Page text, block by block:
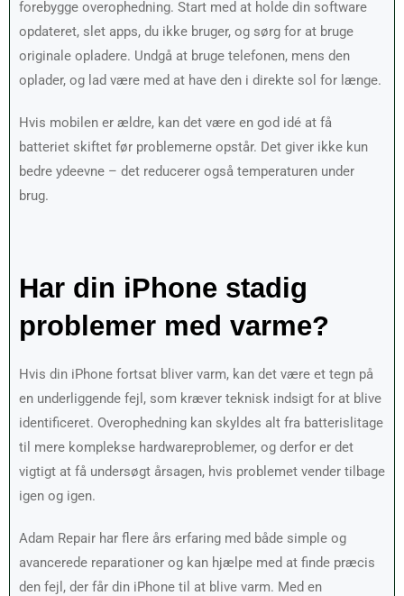
forebygge overophedning. Start med at holde din software
opdateret, slet apps, du ikke bruger, og sørg for at bruge
originale opladere. Undgå at bruge telefonen, mens den
oplader, og lad være med at have den i direkte sol for længe.
Hvis mobilen er ældre, kan det være en god idé at få
batteriet skiftet før problemerne opstår. Det giver ikke kun
bedre ydeevne – det reducerer også temperaturen under
brug.
Har din iPhone stadig
problemer med varme?
Hvis din iPhone fortsat bliver varm, kan det være et tegn på
en underliggende fejl, som kræver teknisk indsigt for at blive
identificeret. Overophedning kan skyldes alt fra batterislitage
til mere komplekse hardwareproblemer, og derfor er det
vigtigt at få undersøgt årsagen, hvis problemet vender tilbage
igen og igen.
Adam Repair har flere års erfaring med både simple og
avancerede reparationer og kan hjælpe med at finde præcis
den fejl, der får din iPhone til at blive varm. Med en